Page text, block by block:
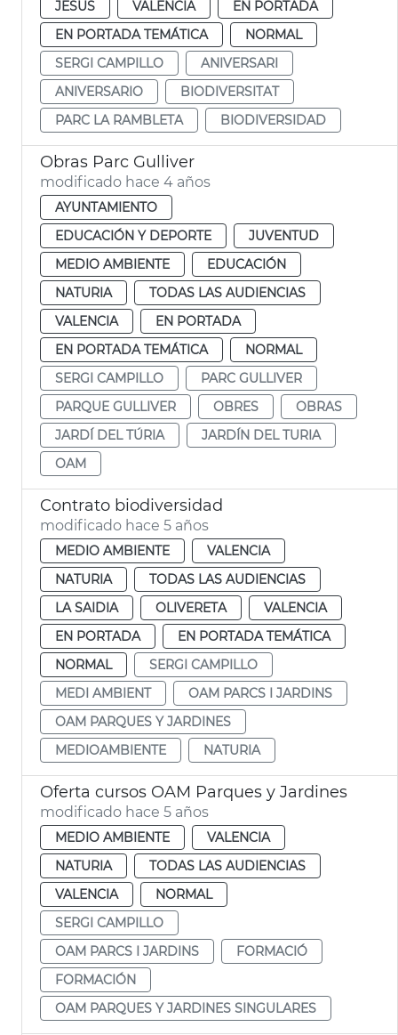
JESUS VALENCIA
EN PORTADA
EN PORTADA TEMÁTICA
NORMAL
SERGI CAMPILLO
ANIVERSARI
ANIVERSARIO
BIODIVERSITAT
PARC LA RAMBLETA
BIODIVERSIDAD
Obras Parc Gulliver
modificado hace 4 años
AYUNTAMIENTO
EDUCACIÓN Y DEPORTE
JUVENTUD
MEDIO AMBIENTE
EDUCACIÓN
NATURIA
TODAS LAS AUDIENCIAS
VALENCIA
EN PORTADA
EN PORTADA TEMÁTICA
NORMAL
SERGI CAMPILLO
PARC GULLIVER
PARQUE GULLIVER
OBRES
OBRAS
JARDÍ DEL TÚRIA
JARDÍN DEL TURIA
OAM
Contrato biodiversidad
modificado hace 5 años
MEDIO AMBIENTE
VALENCIA
NATURIA
TODAS LAS AUDIENCIAS
LA SAIDIA
OLIVERETA
VALENCIA
EN PORTADA
EN PORTADA TEMÁTICA
NORMAL
SERGI CAMPILLO
MEDI AMBIENT
OAM PARCS I JARDINS
OAM PARQUES Y JARDINES
MEDIOAMBIENTE
NATURIA
Oferta cursos OAM Parques y Jardines
modificado hace 5 años
MEDIO AMBIENTE
VALENCIA
NATURIA
TODAS LAS AUDIENCIAS
VALENCIA
NORMAL
SERGI CAMPILLO
OAM PARCS I JARDINS
FORMACIÓ
FORMACIÓN
OAM PARQUES Y JARDINES SINGULARES